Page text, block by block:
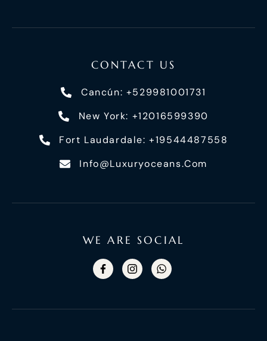
CONTACT US
Cancún: +529981001731
New York: +12016599390
Fort Laudardale: +19544487558
Info@luxuryoceans.com
WE ARE SOCIAL